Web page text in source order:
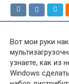
Вот мои руки
узнаете, как из
Windows